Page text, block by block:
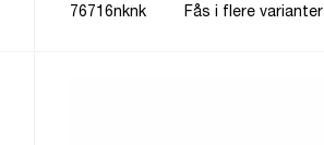
76716nknk Fås i flere varianter